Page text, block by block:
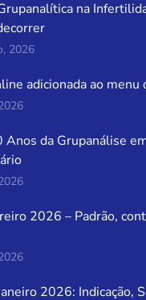
na
2026
adicionada ao menu
Anos da Grupanálise
2026 – Padrão,
2026: Indicação,